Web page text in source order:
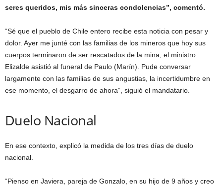
seres queridos, mis más sinceras condolencias”, comentó.
“Sé que el pueblo de Chile entero recibe esta noticia con pesar y
dolor. Ayer me junté con las familias de los mineros que hoy sus
cuerpos terminaron de ser rescatados de la mina, el ministro
Elizalde asistió al funeral de Paulo (Marín). Pude conversar
largamente con las familias de sus angustias, la incertidumbre en
ese momento, el desgarro de ahora”, siguió el mandatario.
Duelo Nacional
En ese contexto, explicó la medida de los tres días de duelo
nacional.
“Pienso en Javiera, pareja de Gonzalo, en su hijo de 9 años y creo